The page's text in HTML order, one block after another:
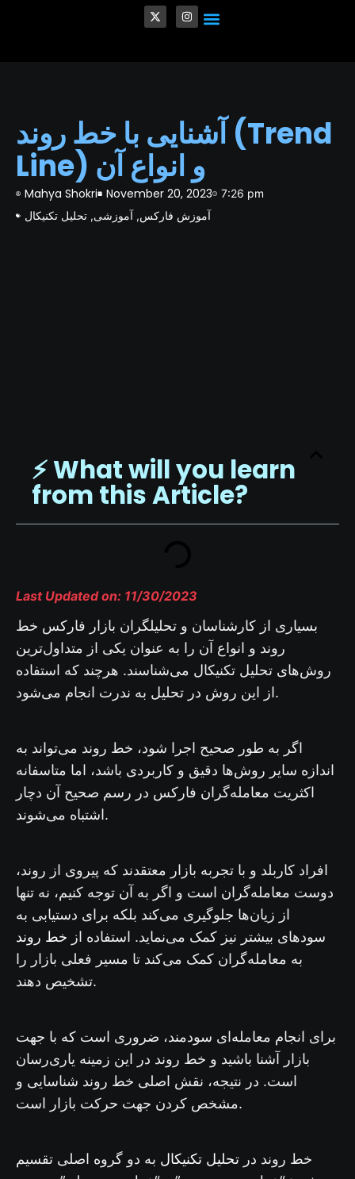
آشنایی با خط روند (Trend
Line) و انواع آن
Mahya Shokri November 20, 2023 7:26 pm
آموزش فارکس, آموزشی, تحلیل تکنیکال
⚡️ What will you learn
from this Article?
Last Updated on: 11/30/2023
بسیاری از کارشناسان و تحلیلگران بازار فارکس خط
روند و انواع آن را به عنوان یکی از متداول‌ترین
روش‌های تحلیل تکنیکال می‌شناسند. هرچند که استفاده
از این روش در تحلیل به ندرت انجام می‌شود.
اگر به طور صحیح اجرا شود، خط روند می‌تواند به
اندازه سایر روش‌ها دقیق و کاربردی باشد، اما متاسفانه
اکثریت معامله‌گران فارکس در رسم صحیح آن دچار
اشتباه می‌شوند.
افراد کاربلد و با تجربه بازار معتقدند که پیروی از روند،
دوست معامله‌گران است و اگر به آن توجه کنیم، نه تنها
از زیان‌ها جلوگیری می‌کند بلکه برای دستیابی به
سودهای بیشتر نیز کمک می‌نماید. استفاده از خط روند
به معامله‌گران کمک می‌کند تا مسیر فعلی بازار را
تشخیص دهند.
برای انجام معامله‌ای سودمند، ضروری است که با جهت
بازار آشنا باشید و خط روند در این زمینه یاری‌رسان
است. در نتیجه، نقش اصلی خط روند شناسایی و
مشخص کردن جهت حرکت بازار است.
خط روند در تحلیل تکنیکال به دو گروه اصلی تقسیم